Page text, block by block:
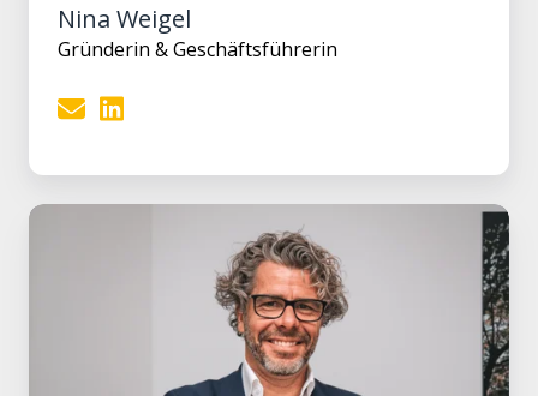
Nina Weigel
Gründerin & Geschäftsführerin